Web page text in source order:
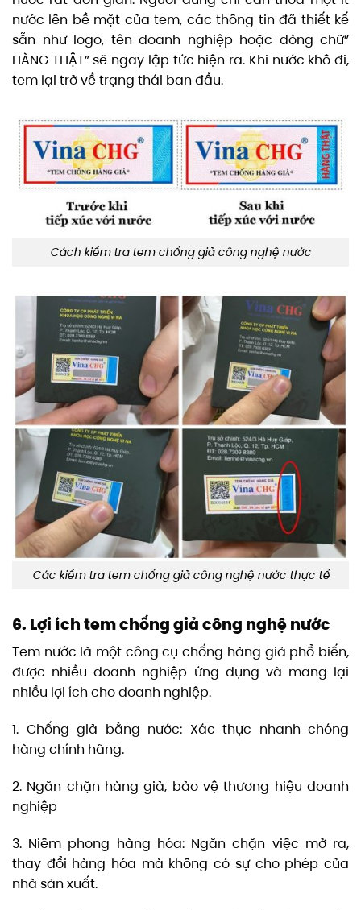
nước lên bề mặt của tem, các thông tin đã thiết kế
sẵn như logo, tên doanh nghiệp hoặc dòng chữ”
HÀNG THẬT” sẽ ngay lập tức hiện ra. Khi nước khô đi,
tem lại trở về trạng thái ban đầu.
Cách kiểm tra tem chống giả công nghệ nước
Các kiểm tra tem chống giả công nghệ nước thực tế
6. Lợi ích tem chống giả công nghệ nước
Tem nước là một công cụ chống hàng giả phổ biến,
được nhiều doanh nghiệp ứng dụng và mang lại
nhiều lợi ích cho doanh nghiệp.
1. Chống giả bằng nước: Xác thực nhanh chóng
hàng chính hãng.
2. Ngăn chặn hàng giả, bảo vệ thương hiệu doanh
nghiệp
3. Niêm phong hàng hóa: Ngăn chặn việc mở ra,
thay đổi hàng hóa mà không có sự cho phép của
nhà sản xuất.